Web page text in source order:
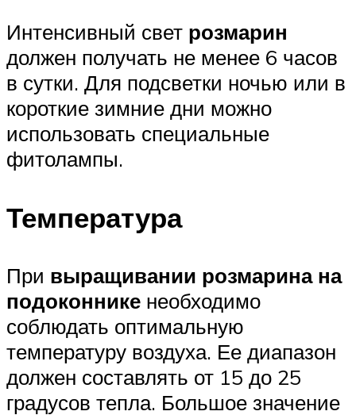
Интенсивный свет розмарин
должен получать не менее 6 часов
в сутки. Для подсветки ночью или в
короткие зимние дни можно
использовать специальные
фитолампы.
Температура
При выращивании розмарина на
подоконнике необходимо
соблюдать оптимальную
температуру воздуха. Ее диапазон
должен составлять от 15 до 25
градусов тепла. Большое значение